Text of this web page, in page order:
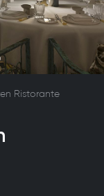
Ristorante